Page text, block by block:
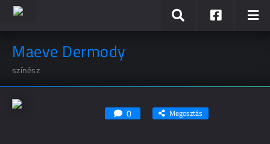
Maeve Dermody
színész
0 Megosztás